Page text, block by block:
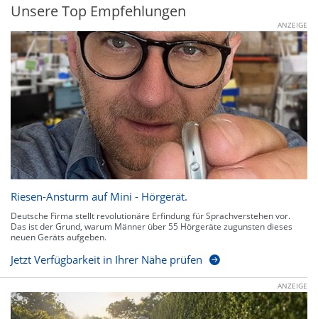
Unsere Top Empfehlungen
ANZEIGE
Riesen-Ansturm auf Mini - Hörgerät.
Deutsche Firma stellt revolutionäre Erfindung für Sprachverstehen vor.
Das ist der Grund, warum Männer über 55 Hörgeräte zugunsten dieses
neuen Geräts aufgeben.
Jetzt Verfügbarkeit in Ihrer Nähe prüfen
ANZEIGE